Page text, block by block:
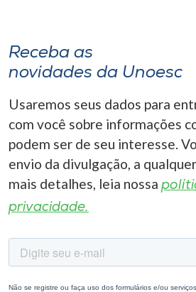
Receba as
novidades da Unoesc
Usaremos seus dados para
com você sobre informações
podem ser de seu interesse.
envio da divulgação, a
mais detalhes, leia nossa
privacidade.